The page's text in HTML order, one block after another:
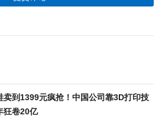
卖到1399元疯抢！中国公司靠3D打印技
狂卷20亿